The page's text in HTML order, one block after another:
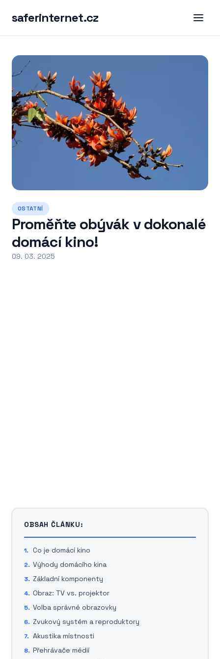
saferinternet.cz
OSTATNÍ
Proměňte obývák v dokonalé
domácí kino!
09. 03. 2025
OBSAH ČLÁNKU:
Co je domácí kino
Výhody domácího kina
Základní komponenty
Obraz: TV vs. projektor
Volba správné obrazovky
Zvukový systém a reproduktory
Akustika místnosti
Přehrávače médií